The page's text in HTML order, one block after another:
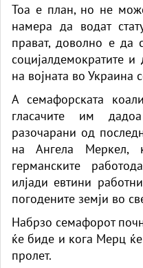
Тоа е план, но не
намера да водат
прават, доволно е да
социјалдемократите
на војната во Украина
А семафорската
гласачите им
разочарани од
на Ангела
германските
илјади евтини
погодените земји во
Набрзо семафорот
ќе биде и кога Мерц ќе
пролет.